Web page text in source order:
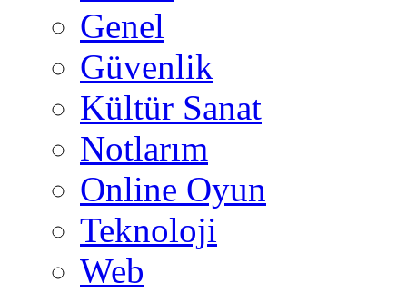
Genel
Güvenlik
Kültür Sanat
Notlarım
Online Oyun
Teknoloji
Web